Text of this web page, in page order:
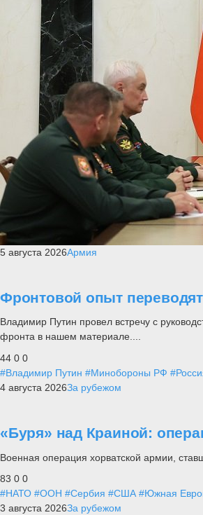
5 августа 2026Армия
Фронтовой опыт
Владимир Путин провел встречу с
фронта в нашем материале....
44 0 0
#Владимир Путин #Минобороны РФ
4 августа 2026За рубежом
«Буря» над Краиной:
Военная операция хорватской армии,
83 0 0
#НАТО #ООН #Сербия #США #Южная
3 августа 2026За рубежом